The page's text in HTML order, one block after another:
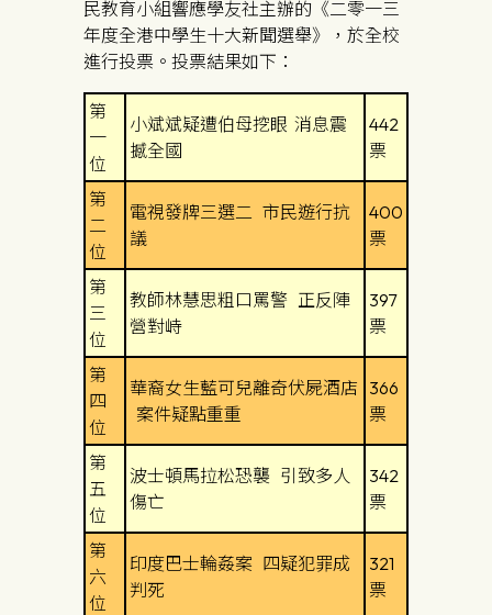
民教育小組響應學友社主辦的《二零一三
年度全港中學生十大新聞選舉》，於全校
進行投票。投票結果如下：
第
一
位
小斌斌疑遭伯母挖眼 消息震
撼全國
442
票
第
二
位
電視發牌三選二 市民遊行抗
議
400
票
第
三
位
教師林慧思粗口罵警 正反陣
營對峙
397
票
第
四
位
華裔女生藍可兒離奇伏屍酒店
案件疑點重重
366
票
第
五
位
波士頓馬拉松恐襲 引致多人
傷亡
342
票
第
六
位
印度巴士輪姦案 四疑犯罪成
判死
321
票